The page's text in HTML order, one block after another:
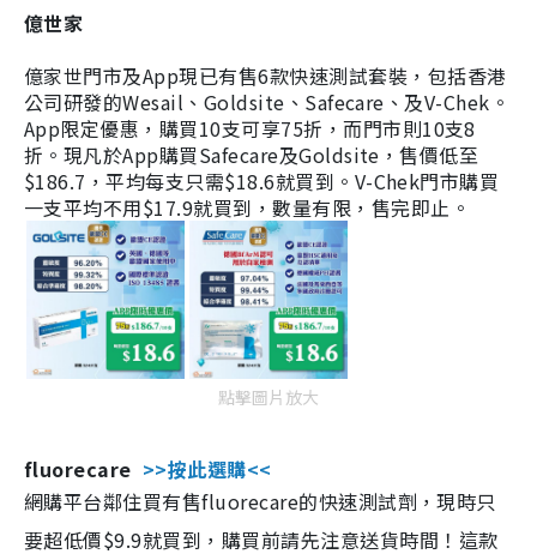
億世家
億家世門市及App現已有售6款快速測試套裝，包括香港
公司研發的Wesail、Goldsite、Safecare、及V-Chek。
App限定優惠，購買10支可享75折，而門市則10支8
折。現凡於App購買Safecare及Goldsite，售價低至
$186.7，平均每支只需$18.6就買到。V-Chek門市購買
一支平均不用$17.9就買到，數量有限，售完即止。
點擊圖片放大
fluorecare >>按此選購<<
網購平台鄰住買有售fluorecare的快速測試劑，現時只
要超低價$9.9就買到，購買前請先注意送貨時間！這款